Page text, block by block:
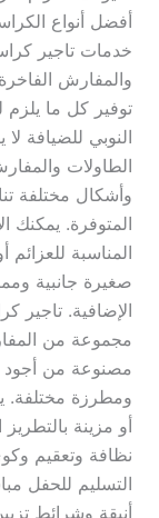
أفضل أنواع
خدمات تاجير
والمفارش
توفير كل ما
النوبي للضيافة
الطاولات
وأشكال مختلفة
المتوفرة. يمكنك
المناسبة للعزائم
صغيرة جانبية
الإضافية. تاجير
مجموعة من
مصنوعة من أجود
ومطرزة مختلفة.
أو مزينة
نظافة وتعقيم
التسليم للحفل
أنيقة وشرائط